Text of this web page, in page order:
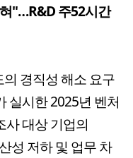
"…R&D 주52시간
경직성 해소 요구
실시한 2025년 벤처
사 대상 기업의
성 저하 및 업무 차